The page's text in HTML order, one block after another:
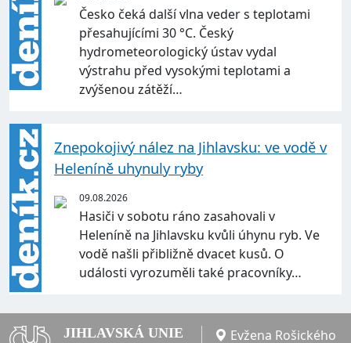
Česko čeká další vlna veder s teplotami
přesahujícími 30 °C. Český
hydrometeorologický ústav vydal
výstrahu před vysokými teplotami a
zvýšenou zátěží…
Znepokojivý nález na Jihlavsku: ve vodě v
Heleníně uhynuly ryby
09.08.2026
Hasiči v sobotu ráno zasahovali v
Heleníně na Jihlavsku kvůli úhynu ryb. Ve
vodě našli přibližně dvacet kusů. O
události vyrozuměli také pracovníky…
JIHLAVSKÁ UNIE
Evžena Rošického